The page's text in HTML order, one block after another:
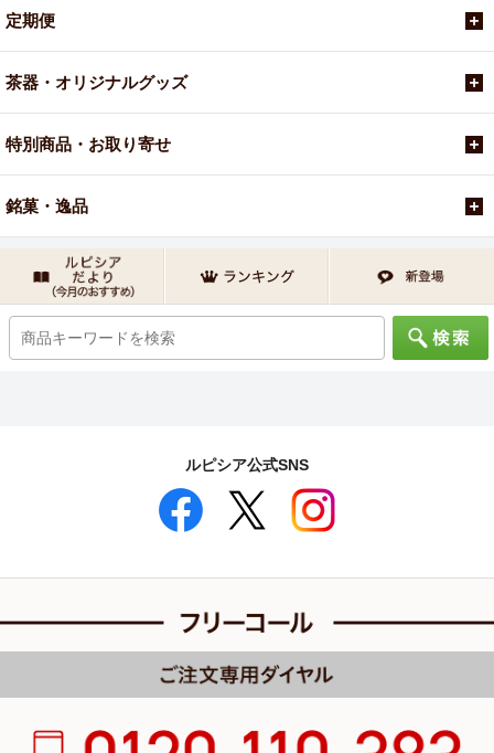
定期便
茶器・オリジナルグッズ
特別商品・お取り寄せ
銘菓・逸品
ルピシア公式SNS